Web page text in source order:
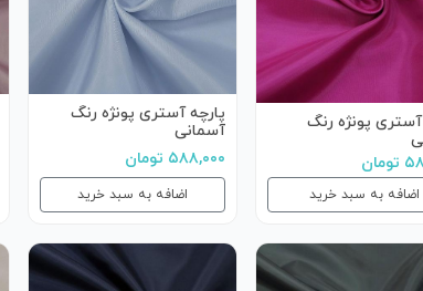
آستری پونژه رنگ
اضافه به سبد خرید
پارچه آستری پونژه رنگ
آسمانی
۵۸۸,۰۰۰ تومان
اضافه به سبد خرید